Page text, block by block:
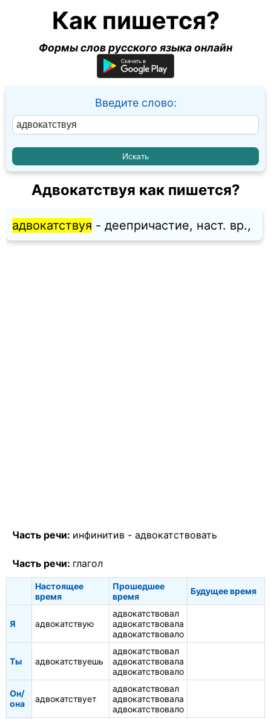
Как пишется?
Формы слов русского языка онлайн
Введите слово:
Адвокатствуя как пишется?
адвокатствуя - деепричастие, наст. вр.,
Часть речи: инфинитив - адвокатствовать
Часть речи: глагол
Настоящее
время
Прошедшее
время
Будущее время
Я адвокатствую
адвокатствовал
адвокатствовала
адвокатствовало
Ты адвокатствуешь
адвокатствовал
адвокатствовала
адвокатствовало
Он/
она
адвокатствует
адвокатствовал
адвокатствовала
адвокатствовало